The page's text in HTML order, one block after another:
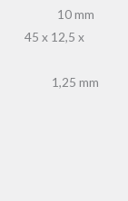
mm
12,5 x
mm